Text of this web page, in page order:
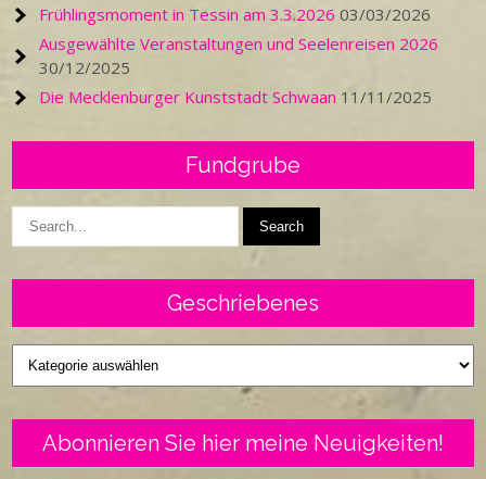
Frühlingsmoment in Tessin am 3.3.2026 03/03/2026
Ausgewählte Veranstaltungen und Seelenreisen 2026
30/12/2025
Die Mecklenburger Kunststadt Schwaan 11/11/2025
Fundgrube
Geschriebenes
Geschriebenes
Abonnieren Sie hier meine Neuigkeiten!